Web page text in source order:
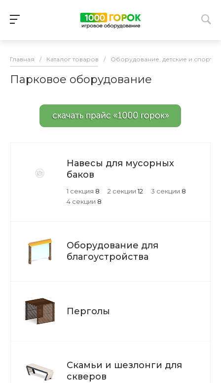
Главная / Каталог товаров / Оборудование, детские и
Парковое оборудование
Навесы для мусорных
баков
1 секция 8 2 секции 12 3 секции 8
4 секции 8
Оборудование для
благоустройства
Перголы
Скамьи и шезлонги для
скверов